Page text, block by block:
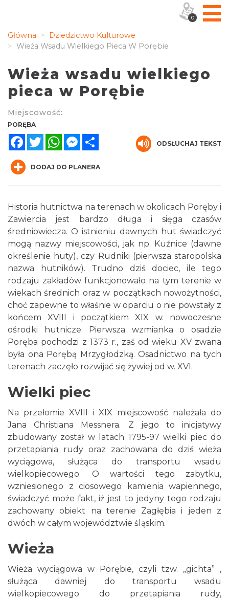
Główna
Dziedzictwo Kulturowe
Wieża Wsadu Wielkiego Pieca W Porębie
Wieża wsadu wielkiego
pieca w Porębie
Miejscowość:
PORĘBA
FacebookTwitterWhatsAppMessenger
ODSŁUCHAJ TEKST
DODAJ DO PLANERA
Historia hutnictwa na terenach w okolicach Poręby i
Zawiercia jest bardzo długa i sięga czasów
średniowiecza. O istnieniu dawnych hut świadczyć
mogą nazwy miejscowości, jak np. Kuźnice (dawne
określenie huty), czy Rudniki (pierwsza staropolska
nazwa hutników). Trudno dziś dociec, ile tego
rodzaju zakładów funkcjonowało na tym terenie w
wiekach średnich oraz w początkach nowożytności,
choć zapewne to właśnie w oparciu o nie powstały z
końcem XVIII i początkiem XIX w. nowoczesne
ośrodki hutnicze. Pierwsza wzmianka o osadzie
Poręba pochodzi z 1373 r., zaś od wieku XV zwana
była ona Porębą Mrzygłodzką. Osadnictwo na tych
terenach zaczęło rozwijać się żywiej od w. XVI.
Wielki piec
Na przełomie XVIII i XIX miejscowość należała do
Jana Christiana Messnera. Z jego to inicjatywy
zbudowany został w latach 1795-97 wielki piec do
przetapiania rudy oraz zachowana do dziś wieża
wyciągowa, służąca do transportu wsadu
wielkopiecowego. O wartości tego zabytku,
wzniesionego z ciosowego kamienia wapiennego,
świadczyć może fakt, iż jest to jedyny tego rodzaju
zachowany obiekt na terenie Zagłębia i jeden z
dwóch w całym województwie śląskim.
Wieża
Wieża wyciągowa w Porębie, czyli tzw. „gichta” ,
służąca dawniej do transportu wsadu
wielkopiecowego do przetapiania rudy,
0